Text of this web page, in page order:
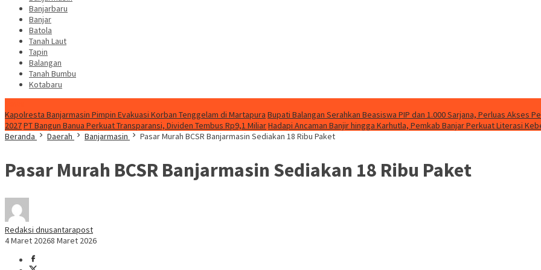
Banjarbaru
Banjar
Batola
Tanah Laut
Tapin
Balangan
Tanah Bumbu
Kotabaru
Kapolresta Banjarmasin Pimpin Evakuasi Korban Tenggelam di Martapura Bupati Balangan Serahkan Beasiswa PIP dan 1.000 Sarjana, Perluas Akses
2027PT Bangun Banua Perkuat Transparansi, Dividen Tembus Rp9,1 MiliarHadapi Ancaman Banjir hingga Karhutla, Pemkab Banjar Perkuat Literasi
Beranda
Daerah Banjarmasin Pasar Murah BCSR Banjarmasin Sediakan 18 Ribu Paket
Pasar Murah BCSR Banjarmasin Sediakan 18 Ribu Paket
Redaksi dnusantarapost
4 Maret 20268 Maret 2026